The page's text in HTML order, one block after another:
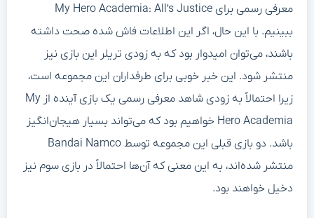
معرفی رسمی برای My Hero Academia: All’s Justice
ببینیم. با این حال، اگر این اطلاعات فاش شده صحت داشته
باشند، می‌توان امیدوار بود که به زودی تریلر این بازی نیز
منتشر شود. این خبر خوبی برای طرفداران این مجموعه است،
زیرا احتمالاً به زودی شاهد معرفی رسمی یک بازی آینده از My
Hero Academia خواهیم بود که می‌تواند بسیار هیجان‌انگیز
باشد. دو بازی قبلی این مجموعه توسط Bandai Namco
منتشر شده‌اند، به این معنی که آن‌ها احتمالاً در بازی سوم نیز
دخیل خواهند بود.